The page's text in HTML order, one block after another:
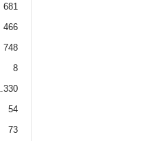
681
466
748
8
54
73